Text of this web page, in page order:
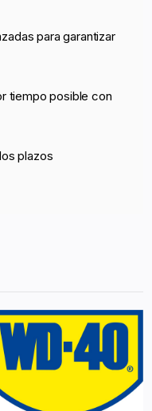
para garantizar
tiempo posible con
plazos